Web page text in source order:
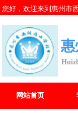
您好，欢迎来到惠州市
惠
网站首页